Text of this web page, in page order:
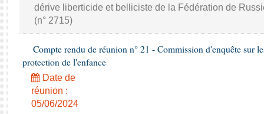
dérive liberticide et belliciste de la Fédération de
(n° 2715)
Compte rendu de réunion n° 21 - Commission d'enquête sur
protection de l'enfance
Date de
réunion :
05/06/2024